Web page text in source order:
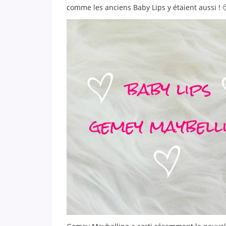
comme les anciens Baby Lips y étaient aussi !